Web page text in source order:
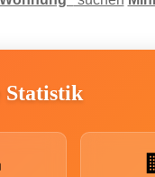
Statistik